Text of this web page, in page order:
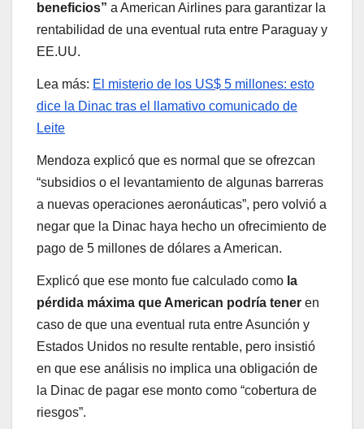
beneficios” a American Airlines para garantizar la
rentabilidad de una eventual ruta entre Paraguay y
EE.UU.
Lea más: El misterio de los US$ 5 millones: esto
dice la Dinac tras el llamativo comunicado de
Leite
Mendoza explicó que es normal que se ofrezcan
“subsidios o el levantamiento de algunas barreras
a nuevas operaciones aeronáuticas”, pero volvió a
negar que la Dinac haya hecho un ofrecimiento de
pago de 5 millones de dólares a American.
Explicó que ese monto fue calculado como la
pérdida máxima que American podría tener en
caso de que una eventual ruta entre Asunción y
Estados Unidos no resulte rentable, pero insistió
en que ese análisis no implica una obligación de
la Dinac de pagar ese monto como “cobertura de
riesgos”.